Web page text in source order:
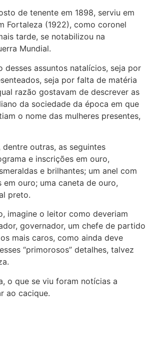
de tenente em 1898, serviu em
Fortaleza (1922), como coronel
tarde, se notabilizou na
Mundial.
assuntos natalícios, seja por
seja por falta de matéria
razão gostavam de descrever as
da sociedade da época em que
o nome das mulheres presentes,
outras, as seguintes
e inscrições em ouro,
e brilhantes; um anel com
ouro; uma caneta de ouro,
preto.
imagine o leitor como deveriam
governador, um chefe de partido
mais caros, como ainda deve
“primorosos” detalhes, talvez
o que se viu foram notícias a
ao cacique.